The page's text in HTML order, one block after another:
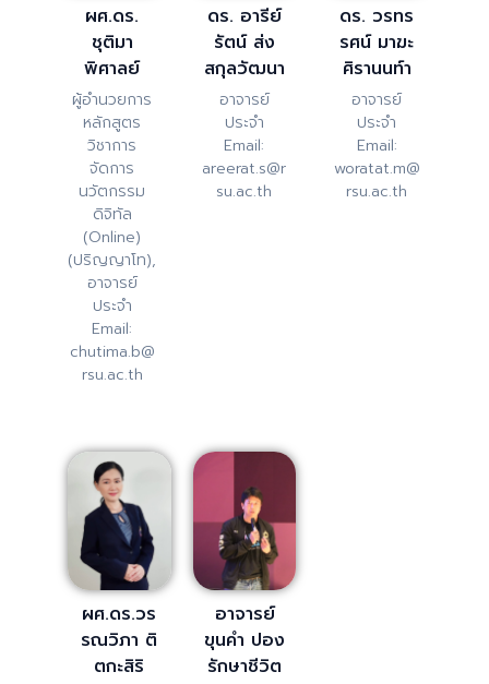
ผศ.ดร.
ชุติมา
พิศาลย์
ผู้อำนวยการ
หลักสูตร
วิชาการ
จัดการ
นวัตกรรม
ดิจิทัล
(Online)
(ปริญญาโท),
อาจารย์
ประจำ
Email:
chutima.b@
rsu.ac.th
ดร. อารีย์
รัตน์ ส่ง
สกุลวัฒนา
อาจารย์
ประจำ
Email:
areerat.s@r
su.ac.th
ดร. วรทร
รศน์ มาฆะ
ศิรานนท์า
อาจารย์
ประจำ
Email:
woratat.m@
rsu.ac.th
ผศ.ดร.วร
รณวิภา ติ
ตกะสิริ
อาจารย์
ขุนคำ ปอง
รักษาชีวิต